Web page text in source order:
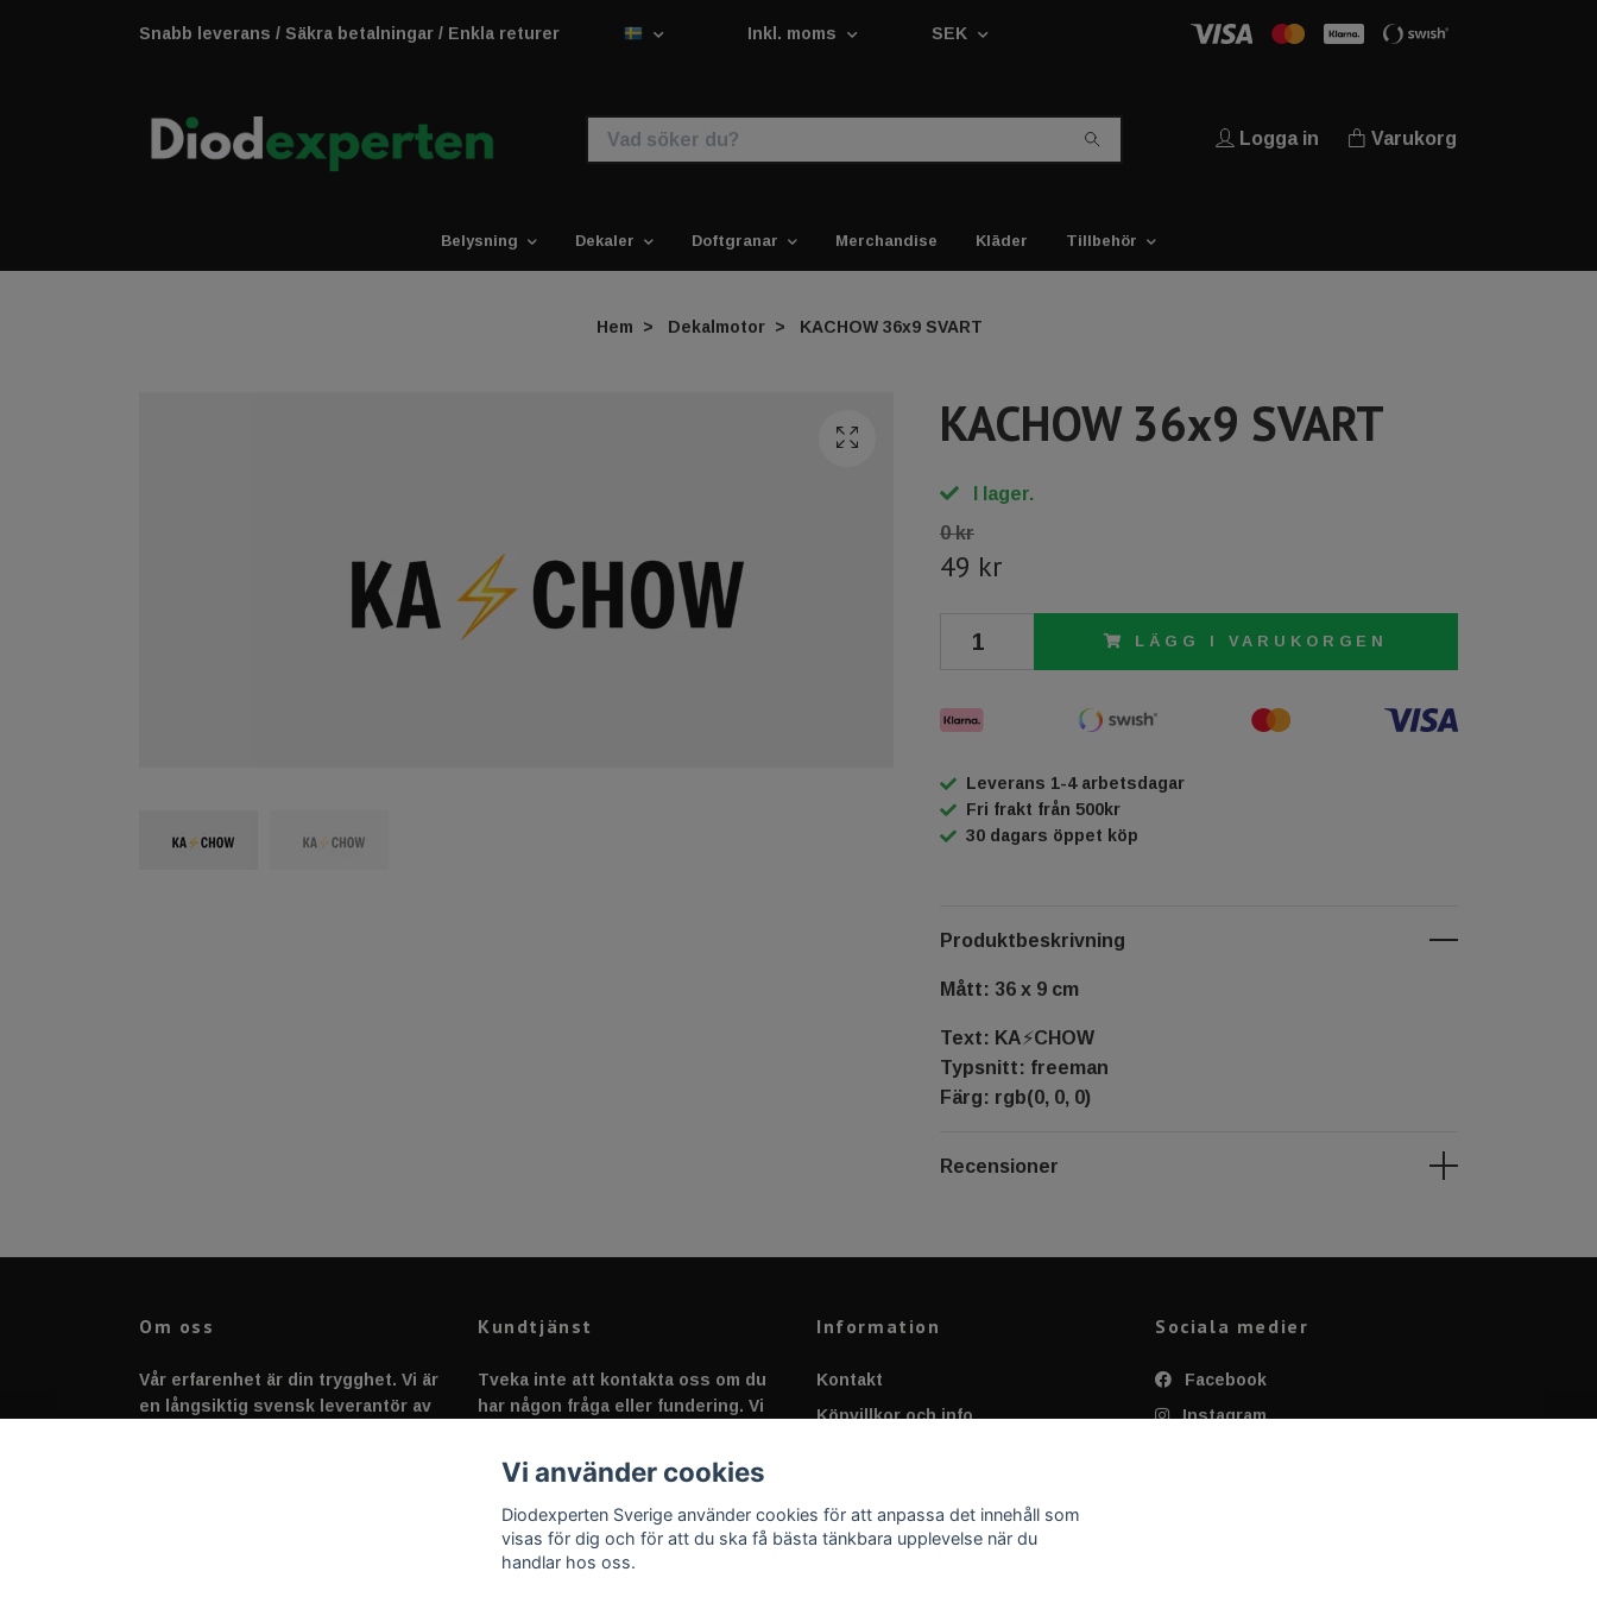
Snabb leverans / Säkra betalningar / Enkla returer Inkl. moms SEK
Logga in Varukorg
Belysning Dekaler Doftgranar Merchandise Kläder Tillbehör
Hem Dekalmotor KACHOW 36x9 SVART
KACHOW 36x9 SVART
I lager.
0 kr
49 kr
LÄGG I VARUKORGEN
Leverans 1-4 arbetsdagar
Fri frakt från 500kr
30 dagars öppet köp
Produktbeskrivning
Mått: 36 x 9 cm
Text: KA⚡️CHOW
Typsnitt: freeman
Färg: rgb(0, 0, 0)
Recensioner
Om oss
Vår erfarenhet är din trygghet. Vi är
en långsiktig svensk leverantör av
Kundtjänst
Tveka inte att kontakta oss om du
har någon fråga eller fundering. Vi
Information
Kontakt
Köpvillkor och info
Applicering av Dekal
Sociala medier
Facebook
Instagram
Vi använder cookies
Diodexperten Sverige använder cookies för att anpassa det innehåll som
visas för dig och för att du ska få bästa tänkbara upplevelse när du
handlar hos oss.